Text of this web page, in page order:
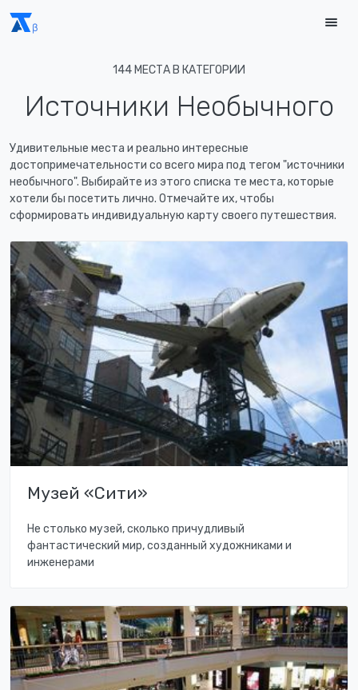
144 МЕСТА В КАТЕГОРИИ
Источники Необычного
Удивительные места и реально интересные
достопримечательности со всего мира под тегом "источники
необычного". Выбирайте из этого списка те места, которые
хотели бы посетить лично. Отмечайте их, чтобы
сформировать индивидуальную карту своего путешествия.
Музей «Сити»
Не столько музей, сколько причудливый
фантастический мир, созданный художниками и
инженерами